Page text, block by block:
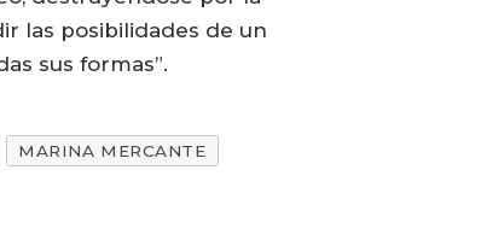
las posibilidades de un
sus formas”.
MARINA MERCANTE